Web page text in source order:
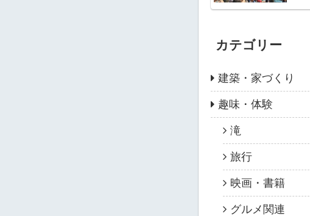
カテゴリー
建築・家づくり
趣味・体験
滝
旅行
映画・書籍
グルメ関連